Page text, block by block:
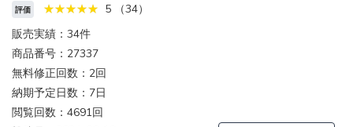
評価
5 （34）
販売実績：34件
商品番号：27337
無料修正回数：2回
納期予定日数：7日
閲覧回数：4691回